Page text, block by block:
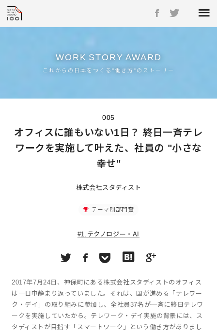
WORK STORY AWARD
これからの日本をつくる"働き方"のストーリー
005
オフィスに誰もいない1日？ 終日一斉テレ
ワークを実施して叶えた、社員の "小さな
幸せ"
株式会社スタディスト
テーマ別部門賞
#1.テクノロジー・AI
2017年7月24日、神保町にある株式会社スタディストのオフィス
は一日中静まり返っていました。それは、国が進める「テレワー
ク・デイ」の取り組みに参加し、全社員37名が一斉に終日テレワ
ークを実施していたから。テレワーク・デイ実施の背景には、ス
タディストが目指す「スマートワーク」という働き方がありまし